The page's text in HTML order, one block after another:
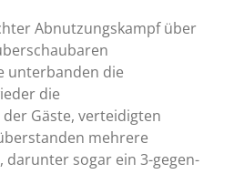
Abnutzungskampf über
unterbanden die
die
Gäste, verteidigten
mehrere
sogar ein 3-gegen-